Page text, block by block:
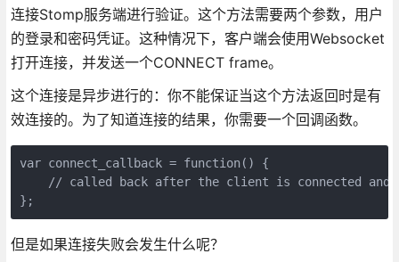
连接Stomp服务端进行验证。这个方法需要两个参数，用户
的登录和密码凭证。这种情况下，客户端会使用Websocket
打开连接，并发送一个CONNECT frame。
这个连接是异步进行的：你不能保证当这个方法返回时是有
效连接的。为了知道连接的结果，你需要一个回调函数。
var connect_callback = function() {
// called back after the client is connected and
};
但是如果连接失败会发生什么呢？